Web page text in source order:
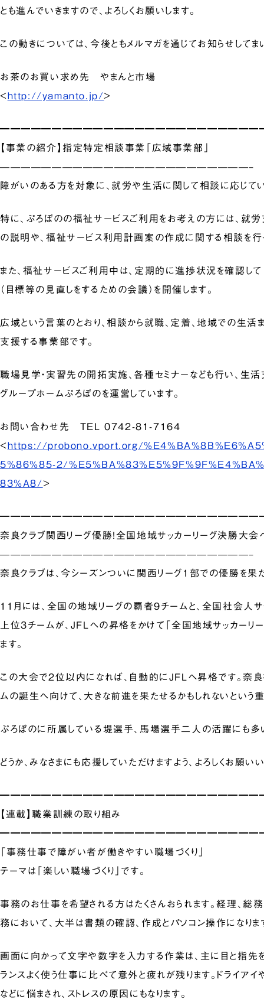
とも進んでいきますので、よろしくお願いします。
この動きについては、今後ともメルマガを通じてお知らせしてま
お茶のお買い求め先 やまんと市場
<http://yamanto.jp/>
【事業の紹介】指定特定相談事業「広域事業部」
————————————————————————–
障がいのある方を対象に、就労や生活に関して相談に応じて
特に、ぷろぼのの福祉サービスご利用をお考えの方には、就
の説明や、福祉サービス利用計画案の作成に関する相談を行
また、福祉サービスご利用中は、定期的に進捗状況を確認して
（目標等の見直しをするための会議）を開催します。
広域という言葉のとおり、相談から就職、定着、地域での生活
支援する事業部です。
職場見学・実習先の開拓実施、各種セミナーなども行い、生活
グループホームぷろぼのを運営しています。
お問い合わせ先 TEL 0742-81-7164
<https://probono.vport.org/
5%86%85-2/
83%A8/>
奈良クラブ関西リーグ優勝！全国地域サッカーリーグ決勝大会
————————————————————————–
奈良クラブは、今シーズンついに関西リーグ1部での優勝を果た
11月には、全国の地域リーグの覇者9チームと、全国社会人
上位3チームが、JFLへの昇格をかけて「全国地域サッカーリ
ます。
この大会で2位以内になれば、自動的にJFLへ昇格です。奈良
ムの誕生へ向けて、大きな前進を果たせるかもしれないという
ぷろぼのに所属している堤選手、馬場選手二人の活躍にも多
どうか、みなさまにも応援していただけますよう、よろしくお願い
【連載】職業訓練の取り組み
「事務仕事で障がい者が働きやすい職場づくり」
テーマは「楽しい職場づくり」です。
事務のお仕事を希望される方はたくさんおられます。経理、総
務において、大半は書類の確認、作成とパソコン操作になりま
画面に向かって文字や数字を入力する作業は、主に目と指先
ランスよく使う仕事に比べて意外と疲れが残ります。ドライアイ
などに悩まされ、ストレスの原因にもなります。